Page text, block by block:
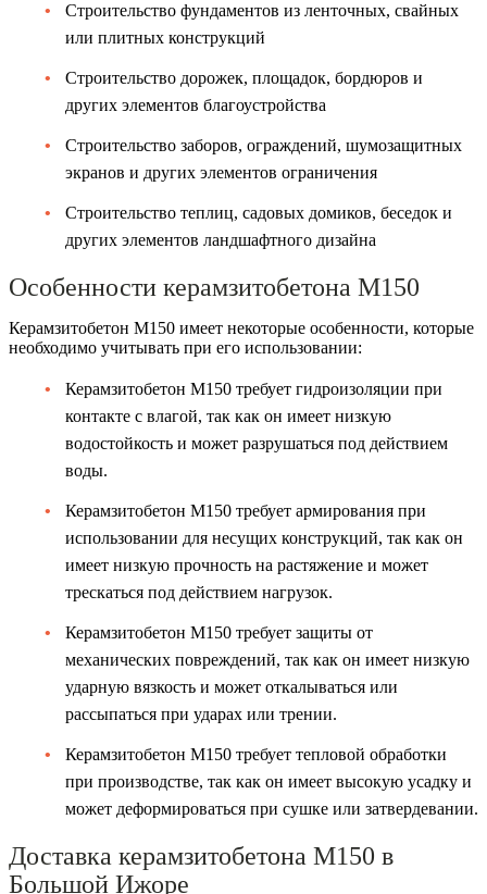
Строительство фундаментов из ленточных, свайных
или плитных конструкций
Строительство дорожек, площадок, бордюров и
других элементов благоустройства
Строительство заборов, ограждений, шумозащитных
экранов и других элементов ограничения
Строительство теплиц, садовых домиков, беседок и
других элементов ландшафтного дизайна
Особенности керамзитобетона М150
Керамзитобетон М150 имеет некоторые особенности, которые
необходимо учитывать при его использовании:
Керамзитобетон М150 требует гидроизоляции при
контакте с влагой, так как он имеет низкую
водостойкость и может разрушаться под действием
воды.
Керамзитобетон М150 требует армирования при
использовании для несущих конструкций, так как он
имеет низкую прочность на растяжение и может
трескаться под действием нагрузок.
Керамзитобетон М150 требует защиты от
механических повреждений, так как он имеет низкую
ударную вязкость и может откалываться или
рассыпаться при ударах или трении.
Керамзитобетон М150 требует тепловой обработки
при производстве, так как он имеет высокую усадку и
может деформироваться при сушке или затвердевании.
Доставка керамзитобетона М150 в
Большой Ижоре